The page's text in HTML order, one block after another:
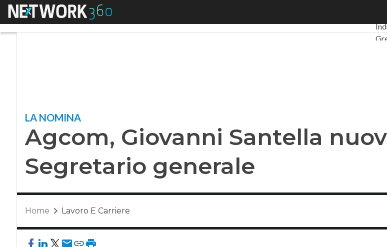
Menu
LA NOMINA
Agcom, Giovanni Santella
Segretario generale
Home Lavoro E Carriere